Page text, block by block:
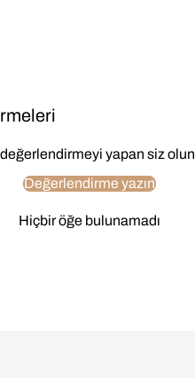
değerlendirmeyi yapan siz olun
Değerlendirme yazın
Hiçbir öğe bulunamadı